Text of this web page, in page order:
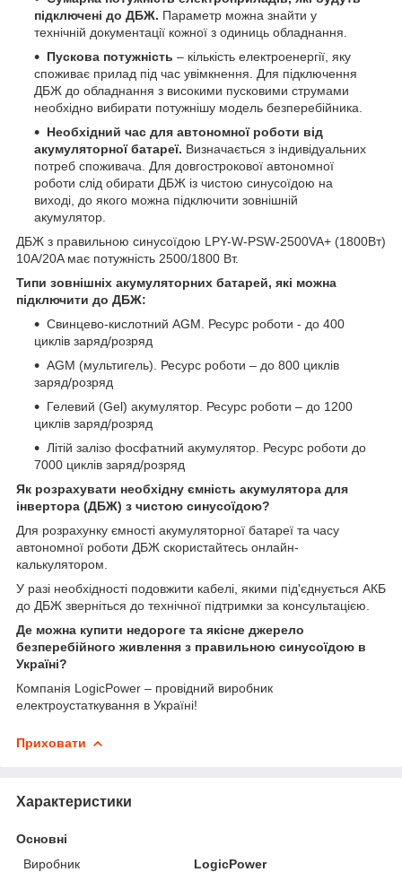
підключені до ДБЖ. Параметр можна знайти у
технічній документації кожної з одиниць обладнання.
Пускова потужність – кількість електроенергії, яку
споживає прилад під час увімкнення. Для підключення
ДБЖ до обладнання з високими пусковими струмами
необхідно вибирати потужнішу модель безперебійника.
Необхідний час для автономної роботи від
акумуляторної батареї. Визначається з індивідуальних
потреб споживача. Для довгострокової автономної
роботи слід обирати ДБЖ із чистою синусоїдою на
виході, до якого можна підключити зовнішній
акумулятор.
ДБЖ з правильною синусоїдою LPY-W-PSW-2500VA+ (1800Вт)
10A/20A має потужність 2500/1800 Вт.
Типи зовнішніх акумуляторних батарей, які можна
підключити до ДБЖ:
Свинцево-кислотний AGM. Ресурс роботи - до 400
циклів заряд/розряд
AGM (мультигель). Ресурс роботи – до 800 циклів
заряд/розряд
Гелевий (Gel) акумулятор. Ресурс роботи – до 1200
циклів заряд/розряд
Літій залізо фосфатний акумулятор. Ресурс роботи до
7000 циклів заряд/розряд
Як розрахувати необхідну ємність акумулятора для
інвертора (ДБЖ) з чистою синусоїдою?
Для розрахунку ємності акумуляторної батареї та часу
автономної роботи ДБЖ скористайтесь онлайн-
калькулятором
У разі необхідності подовжити кабелі, якими під'єднується АКБ
до ДБЖ зверніться до технічної підтримки за консультацією.
Де можна купити недороге та якісне джерело
безперебійного живлення з правильною синусоїдою в
Україні?
Компанія LogicPower – провідний виробник
електроустаткування в Україні!
Приховати
Характеристики
Основні
Виробник
LogicPower